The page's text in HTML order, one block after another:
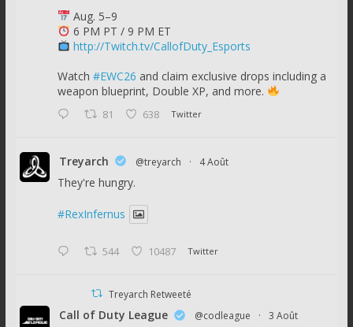
Aug. 5–9
6 PM PT / 9 PM ET
http://Twitch.tv/CallofDuty_Esports
Watch #EWC26 and claim exclusive drops including a
weapon blueprint, Double XP, and more.
81 638 Twitter
Treyarch @treyarch · 4 Août
They're hungry.
#RexInfernus
544 10487 Twitter
Treyarch Retweeté
Call of Duty League @codleague · 3 Août